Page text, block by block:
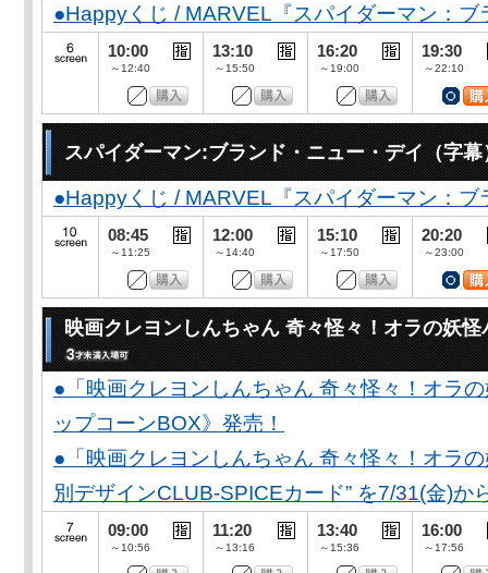
●Happyくじ / MARVEL『スパイダーマン：
10:00
～12:40
13:10
～15:50
16:20
～19:00
19:30
～22:10
スパイダーマン:ブランド・ニュー・デイ（字幕
●Happyくじ / MARVEL『スパイダーマン：
08:45
～11:25
12:00
～14:40
15:10
～17:50
20:20
～23:00
映画クレヨンしんちゃん 奇々怪々！オラの妖怪
●「映画クレヨンしんちゃん 奇々怪々！オラ
ップコーンBOX》発売！
●「映画クレヨンしんちゃん 奇々怪々！オラ
別デザインCLUB-SPICEカード” を7/31(金)か
09:00
～10:56
11:20
～13:16
13:40
～15:36
16:00
～17:56